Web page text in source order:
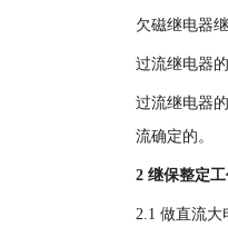
欠磁继电器
过流继电器
过流继电器
流确定的。
2 继保整定
2.1 做直流